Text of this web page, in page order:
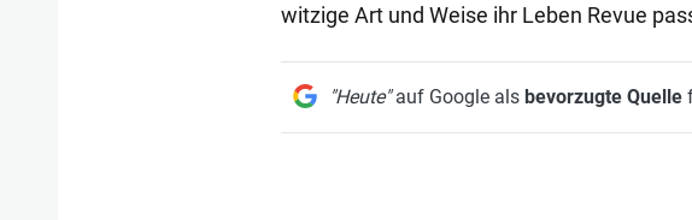
witzige Art und Weise ihr Leben Revue
"Heute"auf Google als bevorzugte Quelle